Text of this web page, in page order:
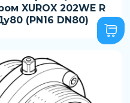
XUROX 202WE R
(PN16 DN80)